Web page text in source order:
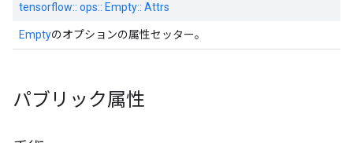
tensorflow:: ops:: Empty:: Attrs
Emptyのオプションの属性セッター。
パブリック属性